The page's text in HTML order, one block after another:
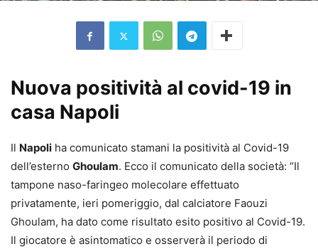
Nuova positività al covid-19 in
casa Napoli
Il Napoli ha comunicato stamani la positività al Covid-19
dell’esterno Ghoulam. Ecco il comunicato della società: “Il
tampone naso-faringeo molecolare effettuato
privatamente, ieri pomeriggio, dal calciatore Faouzi
Ghoulam, ha dato come risultato esito positivo al Covid-19.
Il giocatore è asintomatico e osserverà il periodo di